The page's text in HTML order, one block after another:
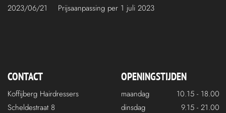
2023/06/21
Prijsaanpassing per 1 juli 2023
CONTACT
Koffijberg Hairdressers
Scheldestraat 8
OPENINGSTIJDEN
maandag
10.15 - 18.00
dinsdag
9.15 - 21.00